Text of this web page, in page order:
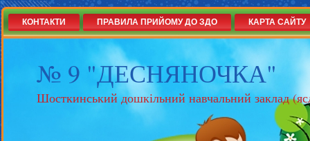
№ 9 "ДЕСНЯНОЧКА"
Шосткинський дошкільний навчальний заклад
КОНТАКТИ ПРАВИЛА ПРИЙОМУ ДО ЗДО КАРТА САЙТУ